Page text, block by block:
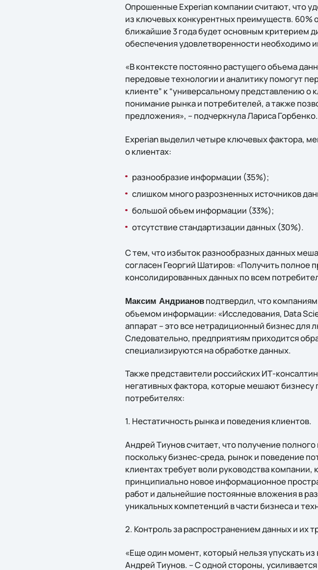
Опрошенные Experian компании считают, что
из ключевых конкурентных преимуществ. 60%
ближайшие 3 года будет основным критерием
обеспечения удовлетворенности необходимо
«В контексте постоянно растущего объема
передовые технологии и аналитику помогут
клиенте” к “универсальному представлению о
понимание рынка и потребителей, а также
предложения», – подчеркнула Лариса Горбенко.
Experian выделил четыре ключевых фактора,
о клиентах:
разнообразие информации (35%);
слишком много разрозненных источников
большой объем информации (33%);
отсутствие стандартизации данных (30%).
С тем, что избыток разнообразных данных
согласен Георгий Шатиров: «Получить полное
консолидированных данных по всем
Максим Андриановподтвердил, что
объемом информации: «Исследования, Data
аппарат – это все нетрадиционный бизнес для
Следовательно, предприятиям приходится
специализируются на обработке данных.
Также представители российских ИТ-
негативных фактора, которые мешают
потребителях:
1. Нестатичность рынка и поведения клиентов.
Андрей Тиунов считает, что получение
поскольку бизнес-среда, рынок и поведение
клиентах требует воли руководства компании,
принципиально новое информационное
работ и дальнейшие постоянные вложения в
уникальных компетенций в части бизнеса и
2. Контроль за распространением данных и их
«Еще один момент, который нельзя упускать
Андрей Тиунов. – С одной стороны,